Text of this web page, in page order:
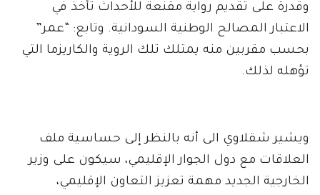
وقدرة على تقديم رواية مقنعة للأحداث تأخذ في
الاعتبار المصالح الوطنية السودانية. وتابع: “عمر”
بحسب مقربين منه يمتلك تلك الروية والكاريزما التي
تؤهله لذلك.
ويشير شقلاوي الى أنه بالنظر إلى حساسية ملف
العلاقات مع دول الجوار الإقليمي، سيكون على وزير
الخارجية الجديد مهمة تعزيز التعاون الإقليمي،